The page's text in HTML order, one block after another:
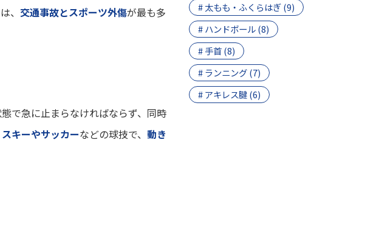
、 交通事故とスポーツ外傷が最も多
で急に止まらなければならず、同時
スキーやサッカーなどの球技で、 動き
# 太もも・ふくらはぎ (9)
# ハンドボール (8)
# 手首 (8)
# ランニング (7)
# アキレス腱 (6)